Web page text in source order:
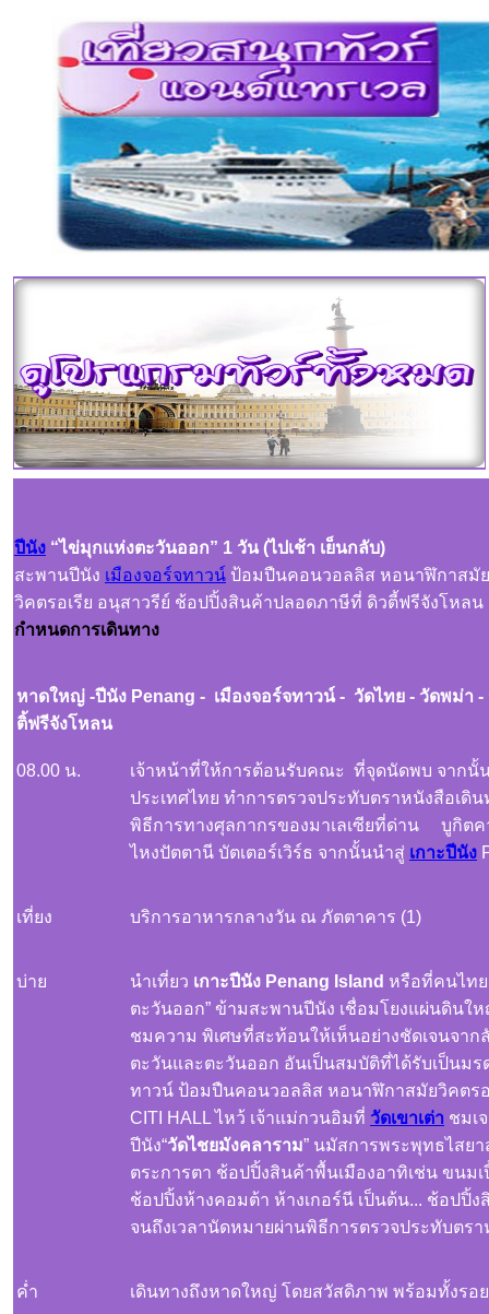
ปีนัง “ไข่มุกแห่งตะวันออก” 1 วัน (ไปเช้า เย็นกลับ)
สะพานปีนัง เมืองจอร์จทาวน์ ป้อมปืนคอนวอลลิส หอนาฬิกาสมัย
วิคตรอเรีย อนุสาวรีย์ ช้อปปิ้งสินค้าปลอดภาษีที่ ดิวตี้ฟรีจังโหลน
กำหนดการเดินทาง
หาดใหญ่ -ปีนัง Penang - เมืองจอร์จทาวน์ - วัดไทย - วัดพม่า -
ติ้ฟรีจังโหลน
08.00 น.
เจ้าหน้าที่ให้การต้อนรับคณะ ที่จุดนัดพบ จากนั้น
ประเทศไทย ทำการตรวจประทับตราหนังสือเดิ
พิธีการทางศุลกากรของมาเลเซียที่ด่าน บูกิตค
ไหงปัตตานี บัตเตอร์เวิร์ธ จากนั้นนำสู่ เกาะปีนัง
เที่ยง บริการอาหารกลางวัน ณ ภัตตาคาร (1)
บ่าย นำเที่ยว เกาะปีนัง Penang Island หรือที่คนไทย
ตะวันออก” ข้ามสะพานปีนัง เชื่อมโยงแผ่นดินใ
ชมความ พิเศษที่สะท้อนให้เห็นอย่างชัดเจนจา
ตะวันและตะวันออก อันเป็นสมบัติที่ได้รับเป็นม
ทาวน์ ป้อมปืนคอนวอลลิส หอนาฬิกาสมัยวิคตรอ
CITI HALL ไหว้ เจ้าแม่กวนอิมที่ วัดเขาเต่า ชมเ
ปีนัง“วัดไชยมังคลาราม” นมัสการพระพุทธไสย
ตระการตา ช้อปปิ้งสินค้าพื้นเมืองอาทิเช่น ขนม
ช้อปปิ้งห้างคอมต้า ห้างเกอร์นี เป็นต้น... ช้อปปิ้
จนถึงเวลานัดหมายผ่านพิธีการตรวจประทับตร
ค่ำ เดินทางถึงหาดใหญ่ โดยสวัสดิภาพ พร้อมทั้งรอ